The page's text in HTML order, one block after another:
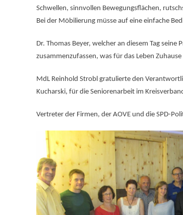
Schwellen, sinnvollen Bewegungsflächen,
Bei der Möbilierung müsse auf eine einfache
Dr. Thomas Beyer, welcher an diesem Tag
zusammenzufassen, was für das Leben
MdL Reinhold Strobl gratulierte den
Kucharski, für die Seniorenarbeit im
Vertreter der Firmen, der AOVE und die SPD-